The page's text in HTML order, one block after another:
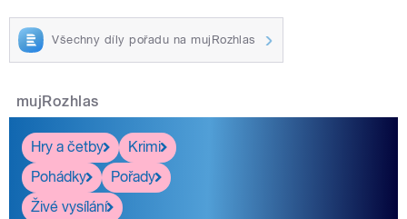
Všechny díly pořadu na mujRozhlas
mujRozhlas
Hry a četby
Krimi
Pohádky
Pořady
Živé vysílání